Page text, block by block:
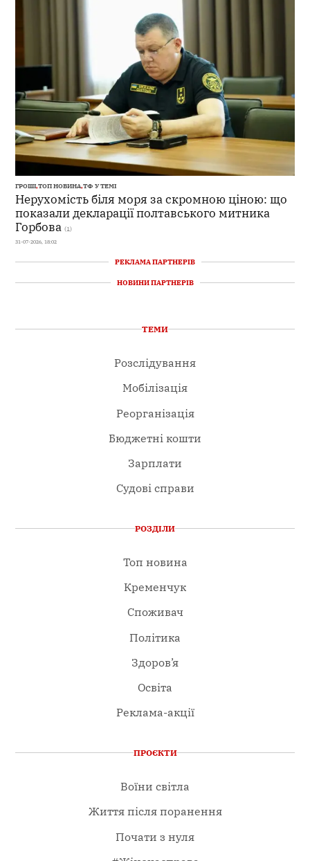
ГРОШІ,ТОП НОВИНА,ТФ У ТЕМІ
Нерухомість біля моря за скромною ціною: що
показали декларації полтавського митника
Горбова (1)
31-07-2026, 18:02
РЕКЛАМА ПАРТНЕРІВ
НОВИНИ ПАРТНЕРІВ
ТЕМИ
Розслідування
Мобілізація
Реорганізація
Бюджетні кошти
Зарплати
Судові справи
РОЗДІЛИ
Топ новина
Кременчук
Споживач
Політика
Здоров’я
Освіта
Реклама-акції
ПРОЄКТИ
Воїни світла
Життя після поранення
Почати з нуля